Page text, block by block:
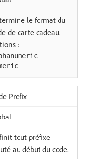
le format du
de carte cadeau.
:
Prefix
tout préfixe
au début du code.